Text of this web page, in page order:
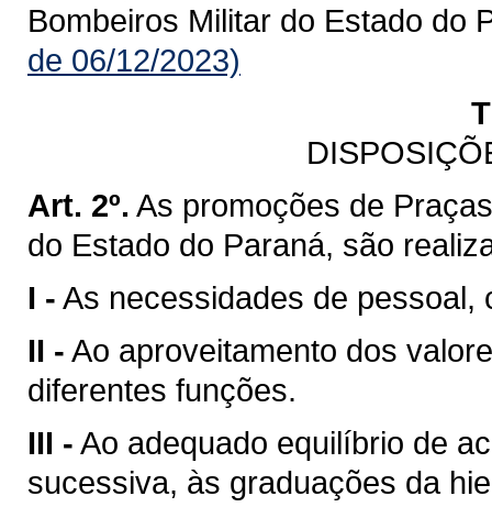
Bombeiros Militar do Estado do
de 06/12/2023)
Art. 2º. As promoções de
do Estado do Paraná, são
I - As necessidades de pessoal,
II - Ao aproveitamento dos
diferentes funções.
III - Ao adequado equilíbrio de
sucessiva, às graduações da